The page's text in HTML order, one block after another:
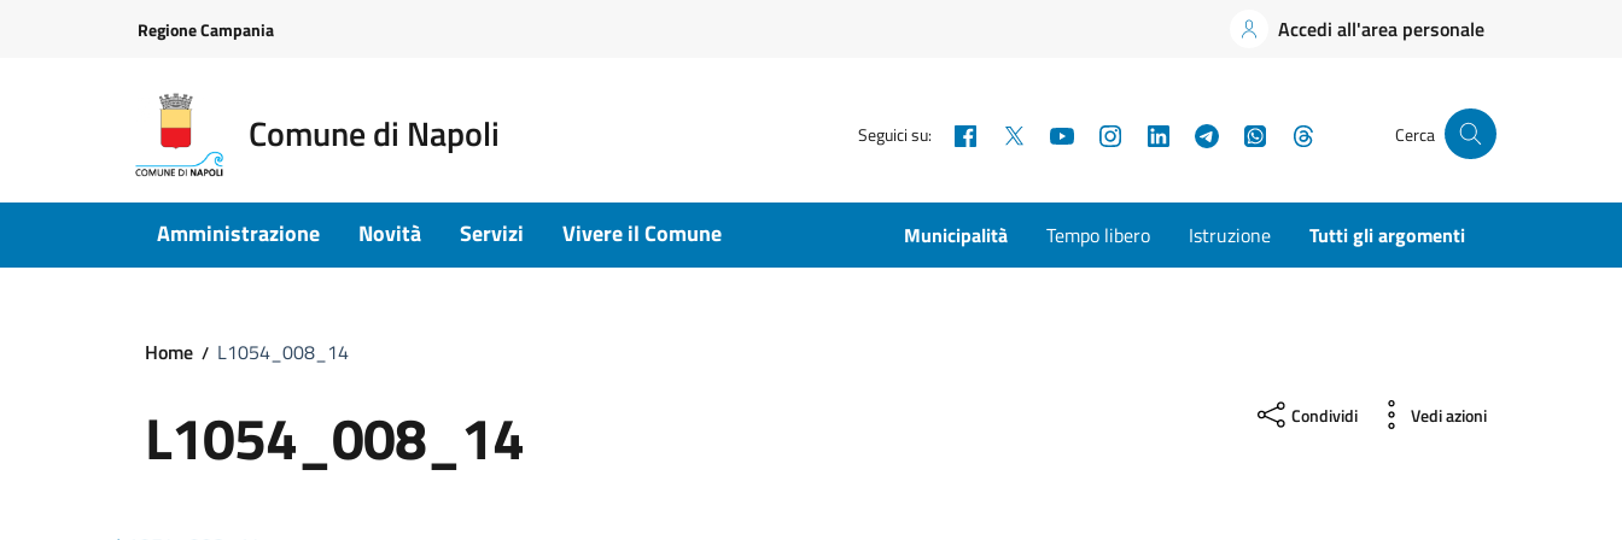
Regione Campania Accedi all'area personale
Comune di Napoli Seguici su: Facebook YouTubeInstagramLinkedInTelegramWhatsApp Cerca
Amministrazione Novità Servizi Vivere il Comune Municipalità Tempo libero Istruzione Tutti gli argomenti
Home L1054_008_14
L1054_008_14 Condividi Vedi azioni